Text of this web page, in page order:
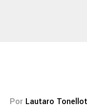
Por Lautaro